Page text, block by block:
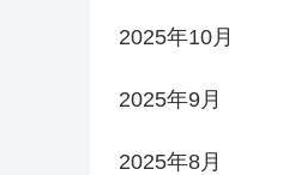
2025年10月
2025年9月
2025年8月